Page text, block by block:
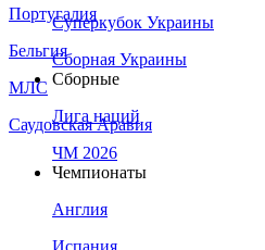
Португалия
Бельгия
МЛС
Саудовская Аравия
Суперкубок Украины
Сборная Украины
Сборные
Лига наций
ЧМ 2026
Чемпионаты
Англия
Испания